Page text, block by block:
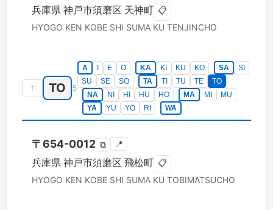
兵庫県 神戸市須磨区 天神町 📋
HYOGO KEN KOBE SHI SUMA KU TENJINCHO
↑ TO 5
A E O KA KI KU KO SA
SI
SU
SE SO TA TI TU TE
TO
NA
NI HI HU HO MA MI
MU
YA
YU YO RI WA
〒654-0012 ⧉ 📍
兵庫県 神戸市須磨区 飛松町 📋
HYOGO KEN KOBE SHI SUMA KU TOBIMATSUCHO